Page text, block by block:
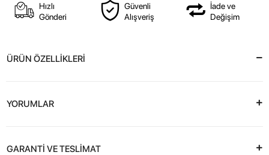
Hızlı
Gönderi
Güvenli
Alışveriş
İade ve
Değişim
ÜRÜN ÖZELLİKLERİ
YORUMLAR
GARANTİ VE TESLİMAT